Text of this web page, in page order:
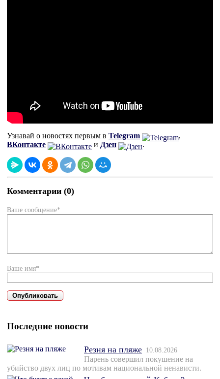
Узнавай о новостях первым в Telegram
,
ВКонтакте
и Дзен .
Комментарии (0)
Ваше сообщение*
Ваше имя*
Последние новости
Резня на пляже 10.08.2026
Парень совершил покушение на
убийство двух лиц по мотивам национальной ненависти.